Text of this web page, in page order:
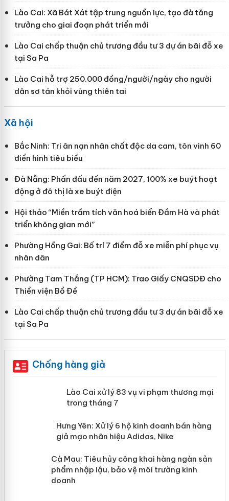
Lào Cai: Xã Bát Xát tập trung nguồn lực, tạo đà tăng
trưởng cho giai đoạn phát triển mới
Lào Cai chấp thuận chủ trương đầu tư 3 dự án bãi đỗ xe
tại Sa Pa
Lào Cai hỗ trợ 250.000 đồng/người/ngày cho người
dân sơ tán khỏi vùng thiên tai
Xã hội
Bắc Ninh: Tri ân nạn nhân chất độc da cam, tôn vinh 60
điển hình tiêu biểu
Đà Nẵng: Phấn đấu đến năm 2027, 100% xe buýt hoạt
động ở đô thị là xe buýt điện
Hội thảo “Miền trầm tích văn hoá biển Đầm Hà và phát
triển không gian mới”
Phường Hồng Gai: Bố trí 7 điểm đỗ xe miễn phí phục vụ
nhân dân
Phường Tam Thắng (TP HCM): Trao Giấy CNQSDĐ cho
Thiền viện Bồ Đề
Lào Cai chấp thuận chủ trương đầu tư 3 dự án bãi đỗ xe
tại Sa Pa
Chống hàng giả
Lào Cai xử lý 83 vụ vi phạm thương
mại trong tháng 7
Hưng Yên: Xử lý 6 hộ kinh doanh bán hàng
giả mạo nhãn hiệu Adidas, Nike